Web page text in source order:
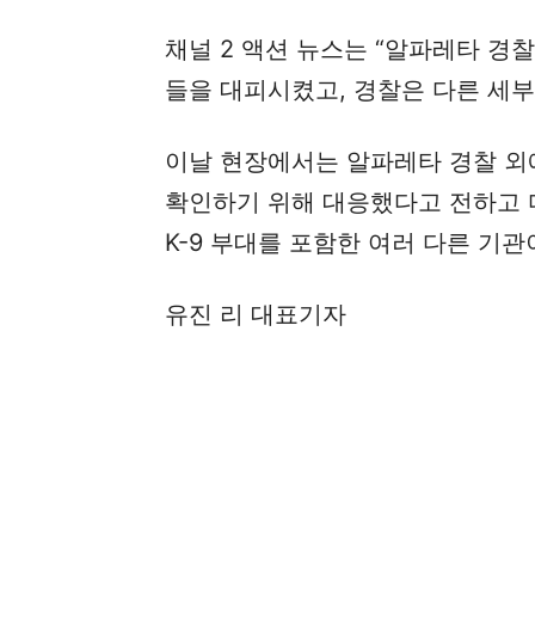
채널 2 액션 뉴스는 “알파레타 경
들을 대피시켰고, 경찰은 다른 세
이날 현장에서는 알파레타 경찰
확인하기 위해 대응했다고 전하
K-9 부대를 포함한 여러 다른 기관
유진 리 대표기자